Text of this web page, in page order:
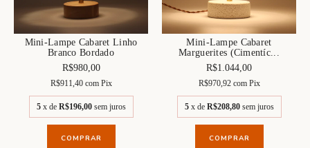
Mini-Lampe Cabaret Linho
Branco Bordado
R$980,00
R$911,40 com Pix
5 x de R$196,00 sem juros
Mini-Lampe Cabaret
Marguerites (Cimentíc...
R$1.044,00
R$970,92 com Pix
5 x de R$208,80 sem juros